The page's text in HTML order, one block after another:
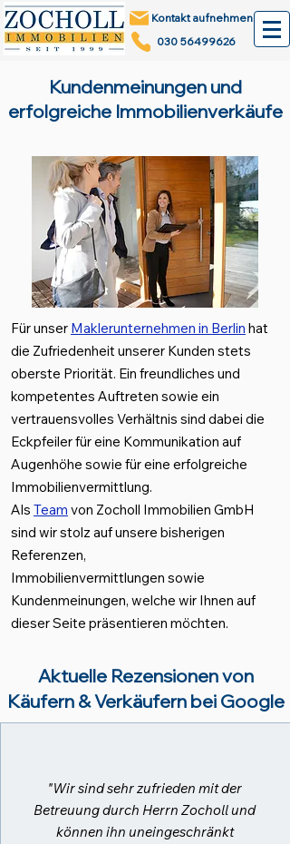
Kontakt aufnehmen
030 56499626
Kundenmeinungen und
erfolgreiche Immobilienverkäufe
Für unser Maklerunternehmen in Berlin hat
die Zufriedenheit unserer Kunden stets
oberste Priorität. Ein freundliches und
kompetentes Auftreten sowie ein
vertrauensvolles Verhältnis sind dabei die
Eckpfeiler für eine Kommunikation auf
Augenhöhe sowie für eine erfolgreiche
Immobilienvermittlung.
Als Team von Zocholl Immobilien GmbH
sind wir stolz auf unsere bisherigen
Referenzen,
Immobilienvermittlungen sowie
Kundenmeinungen, welche wir Ihnen auf
dieser Seite präsentieren möchten.
Aktuelle Rezensionen von
Käufern & Verkäufern bei Google
"Wir sind sehr zufrieden mit der
Betreuung durch Herrn Zocholl und
können ihn uneingeschränkt